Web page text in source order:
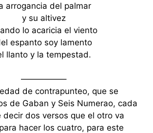
arrogancia del palmar
y su altivez
lo acaricia el viento
espanto soy lamento
llanto y la tempestad.
—————–
de contrapunteo, que se
de Gaban y Seis Numerao, cada
decir dos versos que el otro va
hacer los cuatro, para este